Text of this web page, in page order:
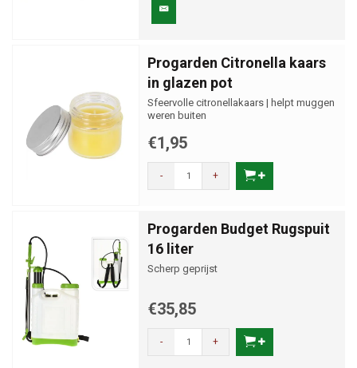
Progarden Citronella kaars
in glazen pot
Sfeervolle citronellakaars | helpt muggen
weren buiten
€1,95
- +
Progarden Budget Rugspuit
16 liter
Scherp geprijst
€35,85
- +